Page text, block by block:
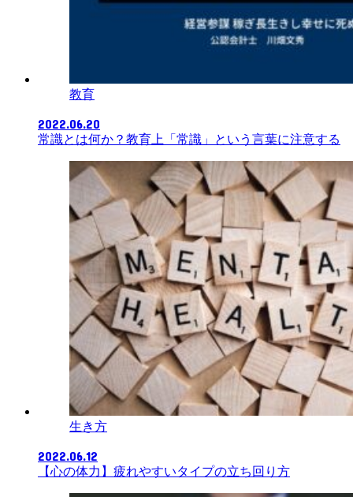
教育
2022.06.20
常識とは何か？教育上「常識」という言葉に注意する
生き方
2022.06.12
【心の体力】疲れやすいタイプの立ち回り方